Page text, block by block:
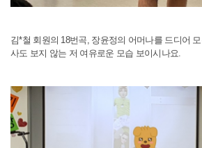
김*철 회원의 18번곡, 장윤정의 어머나를 드디어
사도 보지 않는 저 여유로운 모습 보이시나요.